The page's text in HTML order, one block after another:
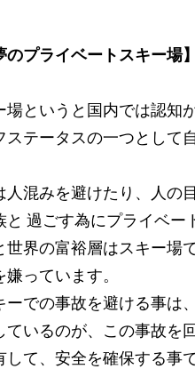
のプライベートスキー場】
場というと国内では認知
ステータスの一つとして
人混みを避けたり、人の
過ごす為にプライベー
界の富裕層はスキー場
っています。
での事故を避ける事は
ているのが、この事故を
て、安全を確保する事で